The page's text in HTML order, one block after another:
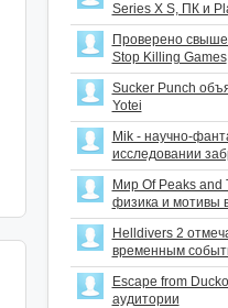
Series X S, ПК и
Проверено
Stop Killing Games
Sucker Punch
Yotei
Mik - научно-
исследовании
Мир Of Peaks and
физика и мотивы
Helldivers 2
временным
Escape from
аудитории